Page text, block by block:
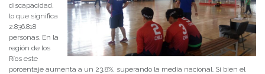
discapacidad,
lo que significa
2.836.818
personas. En la
región de los
Ríos este
porcentaje aumenta a un 23,8%, superando la media nacional. Si bien el